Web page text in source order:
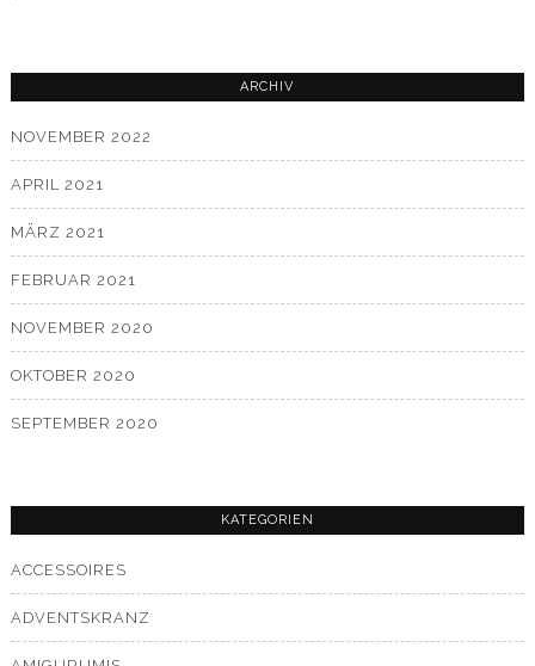
ARCHIV
NOVEMBER 2022
APRIL 2021
MÄRZ 2021
FEBRUAR 2021
NOVEMBER 2020
OKTOBER 2020
SEPTEMBER 2020
KATEGORIEN
ACCESSOIRES
ADVENTSKRANZ